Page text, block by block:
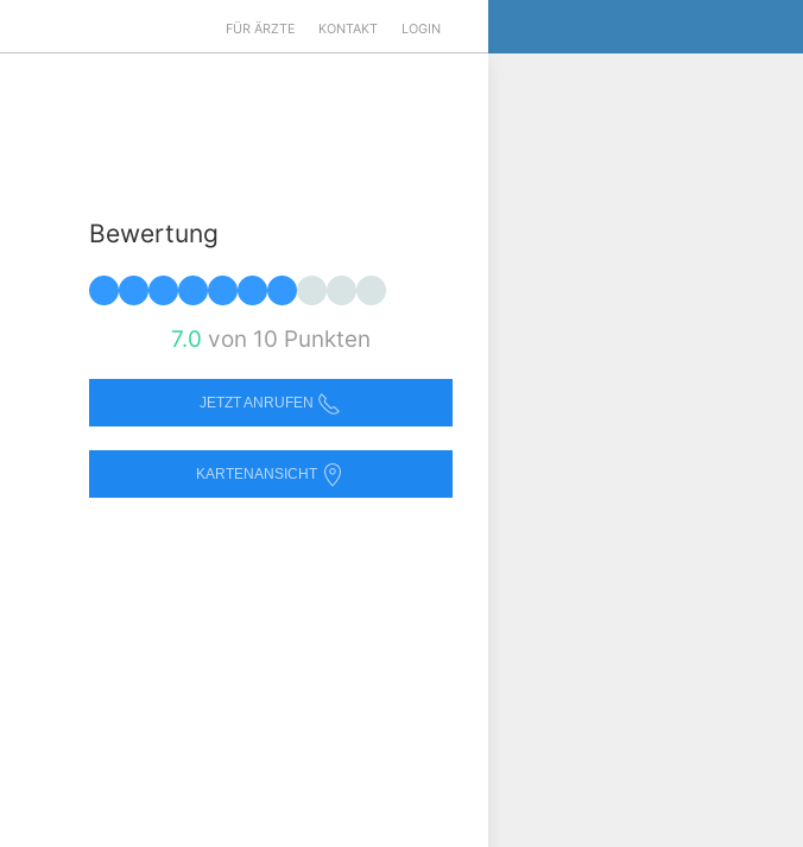
FÜR ÄRZTE KONTAKT LOGIN
Bewertung
7.0 von 10 Punkten
JETZT ANRUFEN
KARTENANSICHT